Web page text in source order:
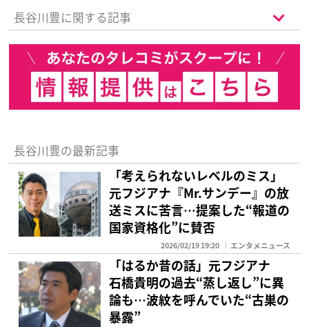
長谷川豊に関する記事
長谷川豊の最新記事
「考えられないレベルのミス」
元フジアナ『Mr.サンデー』の放
送ミスに苦言…提案した“報道の
国家資格化”に賛否
2026/02/19 19:20 エンタメニュース
「はるか昔の話」元フジアナ
石橋貴明の過去“蒸し返し”に異
論も…波紋を呼んでいた“古巣の
暴露”